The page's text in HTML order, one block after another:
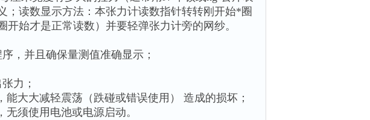
；读数显示方法：本张力计读数指针转转刚开始*圈
始才是正常读数）并要轻弹张力计旁的网纱。
，并且确保量测值准确显示；
力；
大大减轻震荡（跌碰或错误使用） 造成的损坏；
须使用电池或电源启动。